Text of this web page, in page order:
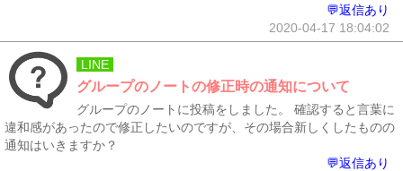
💬返信あり
2020-04-17 18:04:02
LINE
グループのノートの修正時の通知について
グループのノートに投稿をしました。 確認すると言葉に
違和感があったので修正したいのですが、その場合新しくしたものの
通知はいきますか？
💬返信あり